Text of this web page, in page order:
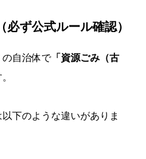
ず公式ルール確認）
自治体で「資源ごみ（古
下のような違いがありま